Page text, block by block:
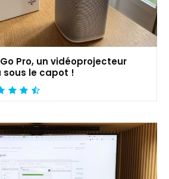
Pro, un vidéoprojecteur
sous le capot !